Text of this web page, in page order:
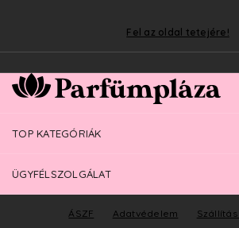
Fel az oldal tetejére!
TOP KATEGÓRIÁK
ÜGYFÉLSZOLGÁLAT
ÁSZF Adatvédelem